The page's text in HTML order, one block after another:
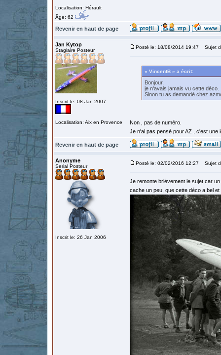
Localisation: Hérault
Âge: 62
Revenir en haut de page
Jan Kytop
Stagiaire Posteur
Inscrit le: 08 Jan 2007
Localisation: Aix en Provence
Posté le: 18/08/2014 19:47 Sujet
« VincentB » a écrit:
Bonjour,
je n'avais jamais vu cette
Sinon tu as demandé chez
Non , pas de numéro.
Je n'ai pas pensé pour AZ , c'est une
Revenir en haut de page
Anonyme
Serial Posteur
Inscrit le: 26 Jan 2006
Posté le: 02/02/2016 12:27 Sujet
Je remonte brièvement le sujet car
cache un peu, que cette déco a bel et